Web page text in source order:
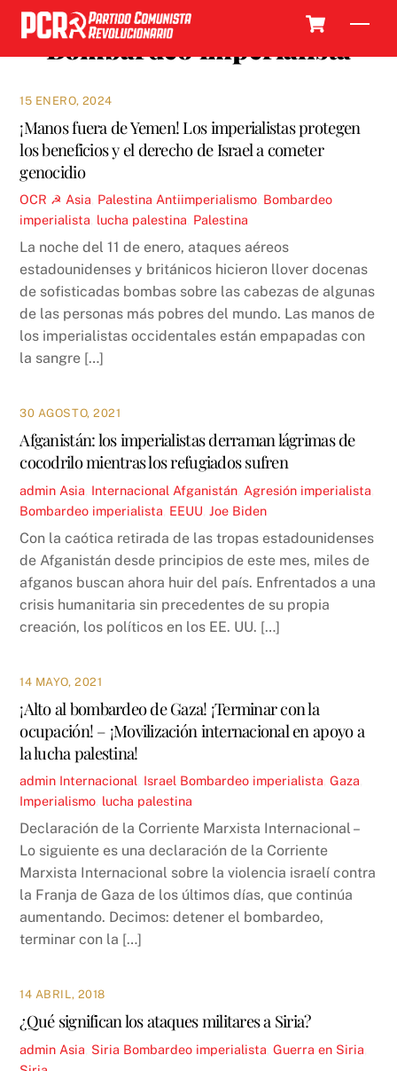
Skip
contentBombardeo imperialista
15 ENERO, 2024
¡Manos fuera de Yemen! Los imperialistas protegen
los beneficios y el derecho de Israel a cometer
genocidio
OCR ☭ Asia Palestina Antiimperialismo Bombardeo
imperialista lucha palestina Palestina
La noche del 11 de enero, ataques aéreos
estadounidenses y británicos hicieron llover docenas
de sofisticadas bombas sobre las cabezas de algunas
de las personas más pobres del mundo. Las manos de
los imperialistas occidentales están empapadas con
la sangre […]
30 AGOSTO, 2021
Afganistán: los imperialistas derraman lágrimas de
cocodrilo mientras los refugiados sufren
admin Asia Internacional Afganistán Agresión imperialista
Bombardeo imperialista EEUU ,Joe Biden
Con la caótica retirada de las tropas estadounidenses
de Afganistán desde principios de este mes, miles de
afganos buscan ahora huir del país. Enfrentados a una
crisis humanitaria sin precedentes de su propia
creación, los políticos en los EE. UU. […]
14 MAYO, 2021
¡Alto al bombardeo de Gaza! ¡Terminar con la
ocupación! – ¡Movilización internacional en apoyo a
la lucha palestina!
admin Internacional Israel Bombardeo imperialista ,Gaza
Imperialismo lucha palestina
Declaración de la Corriente Marxista Internacional –
Lo siguiente es una declaración de la Corriente
Marxista Internacional sobre la violencia israelí contra
la Franja de Gaza de los últimos días, que continúa
aumentando. Decimos: detener el bombardeo,
terminar con la […]
14 ABRIL, 2018
¿Qué significan los ataques militares a Siria?
admin Asia Siria Bombardeo imperialista ,Guerra en Siria